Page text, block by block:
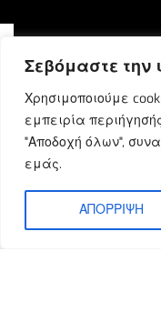
Σεβόμαστε την
Χρησιμοποιούμε
εμπειρία
"Αποδοχή όλων",
εμάς.
ΑΠΟΡΡΙΨΗ
© Outrun 2023. All
ETOUCH